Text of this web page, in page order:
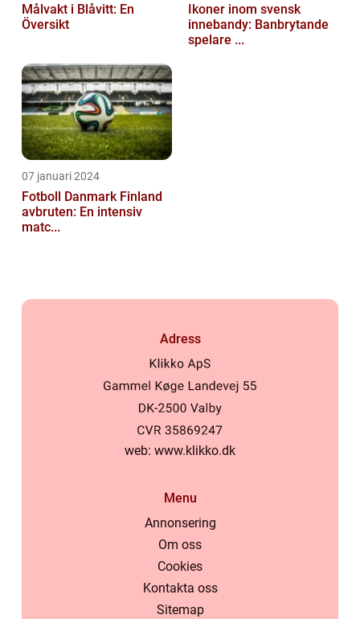
Målvakt i Blåvitt: En
Översikt
Ikoner inom svensk
innebandy: Banbrytande
spelare ...
07 januari 2024
Fotboll Danmark Finland
avbruten: En intensiv
matc...
Adress
web: www.klikko.dk
Menu
Annonsering
Om oss
Cookies
Kontakta oss
Sitemap